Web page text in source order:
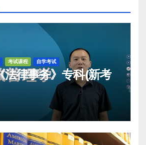
考试课程 自学考试
法律事务》专科(新考